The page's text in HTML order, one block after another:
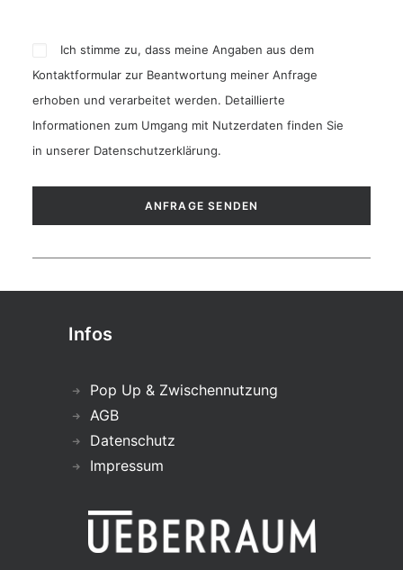
Ich stimme zu, dass meine Angaben aus dem
Kontaktformular zur Beantwortung meiner Anfrage
erhoben und verarbeitet werden. Detaillierte
Informationen zum Umgang mit Nutzerdaten finden Sie
in unserer Datenschutzerklärung.
Infos
Pop Up & Zwischennutzung
AGB
Datenschutz
Impressum